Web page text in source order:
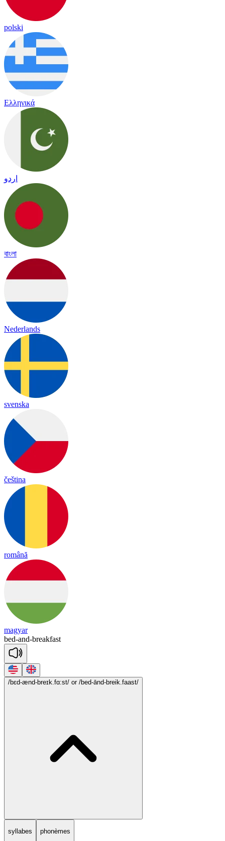
polski
Ελληνικά
اردو
বাংলা
Nederlands
svenska
čeština
română
magyar
bed-and-breakfast
/bɛd-ænd-breɪk.fɑ:st/ or /bed-ānd-breik.faast/
syllabes phonèmes